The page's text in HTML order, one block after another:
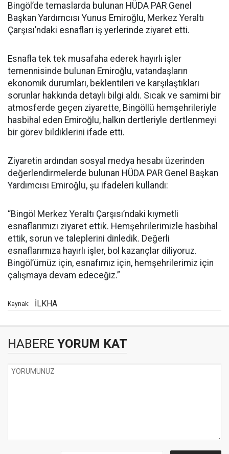
Bingöl’de temaslarda bulunan HÜDA PAR Genel
Başkan Yardımcısı Yunus Emiroğlu, Merkez Yeraltı
Çarşısı’ndaki esnafları iş yerlerinde ziyaret etti.
Esnafla tek tek musafaha ederek hayırlı işler
temennisinde bulunan Emiroğlu, vatandaşların
ekonomik durumları, beklentileri ve karşılaştıkları
sorunlar hakkında detaylı bilgi aldı. Sıcak ve samimi bir
atmosferde geçen ziyarette, Bingöllü hemşehrileriyle
hasbihal eden Emiroğlu, halkın dertleriyle dertlenmeyi
bir görev bildiklerini ifade etti.
Ziyaretin ardından sosyal medya hesabı üzerinden
değerlendirmelerde bulunan HÜDA PAR Genel Başkan
Yardımcısı Emiroğlu, şu ifadeleri kullandı:
“Bingöl Merkez Yeraltı Çarşısı’ndaki kıymetli
esnaflarımızı ziyaret ettik. Hemşehrilerimizle hasbihal
ettik, sorun ve taleplerini dinledik. Değerli
esnaflarımıza hayırlı işler, bol kazançlar diliyoruz.
Bingöl’ümüz için, esnafımız için, hemşehrilerimiz için
çalışmaya devam edeceğiz.”
Kaynak: İLKHA
HABERE YORUM KAT